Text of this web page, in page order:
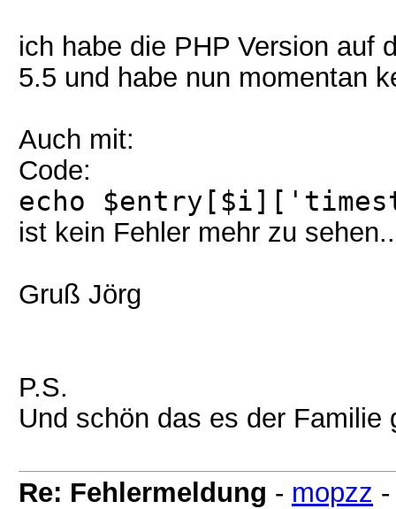
ich habe die PHP Version auf
5.5 und habe nun momentan
Auch mit:
Code:
echo
ist kein Fehler mehr zu
Gruß Jörg
P.S.
Und schön das es der Familie
Re: Fehlermeldung - mopzz